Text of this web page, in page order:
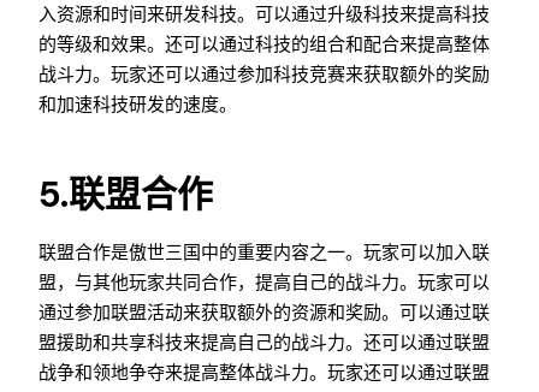
入资源和时间来研发科技。可以通过升级科技来提高科技
的等级和效果。还可以通过科技的组合和配合来提高整体
战斗力。玩家还可以通过参加科技竞赛来获取额外的奖励
和加速科技研发的速度。
5.联盟合作
联盟合作是傲世三国中的重要内容之一。玩家可以加入联
盟，与其他玩家共同合作，提高自己的战斗力。玩家可以
通过参加联盟活动来获取额外的资源和奖励。可以通过联
盟援助和共享科技来提高自己的战斗力。还可以通过联盟
战争和领地争夺来提高整体战斗力。玩家还可以通过联盟